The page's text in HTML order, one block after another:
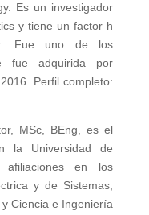
Es un investigador
y tiene un factor h
Fue uno de los
fue adquirida por
Perfil completo:
MSc, BEng, es el
la Universidad de
afiliaciones en los
y de Sistemas,
Ciencia e Ingeniería